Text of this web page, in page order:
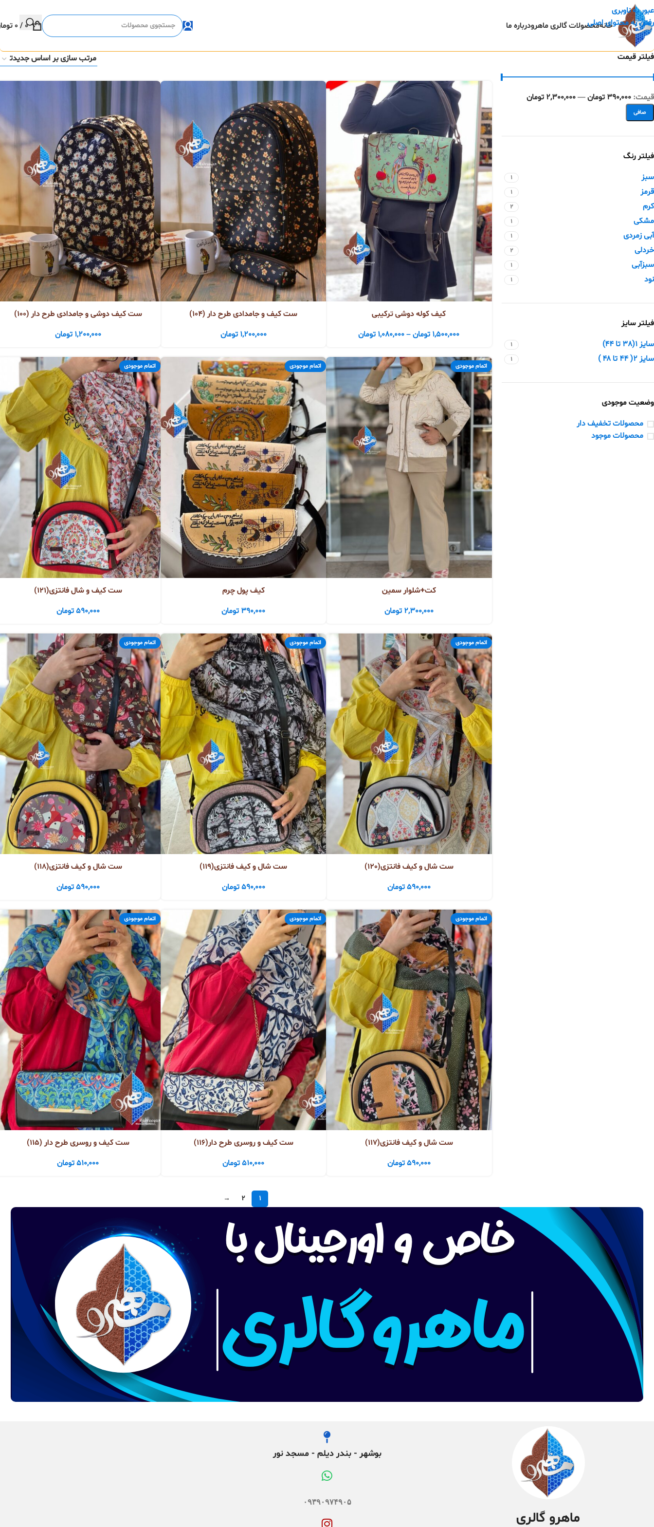
عبور به ناوبری
رفتن به محتوای اصلی
خانهمحصولات گالری ماهرودرباره ما 0
/
0
فیلتر قیمت
صافی
قيمت: 390,000 تومان —2,300,000 تومان
فیلتر رنگ
سبز
1
قرمز 1
کرم 2
مشکی 1
آبی زمردی 1
خردلی 2
سبزآبی 1
نود 1
فیلتر سایز
سایز 1(38 تا 44)
1
سایز ۲( ۴۴ تا ۴۸ ) 1
وضعیت موجودی
محصولات تخفیف دار
محصولات موجود
کیف کوله دوشی ترکیبی
1,500,000 تومان –
1,080,000 تومان
ست کیف و جامدادی طرح دار (104)
1,200,000 تومان
ست کیف دوشی و جامدادی طرح دار (100)
1,200,000 تومان
اتمام موجودی
کت+شلوار سمین
2,300,000 تومان
اتمام موجودی
کیف پول چرم
390,000 تومان
اتمام موجودی
ست کیف و شال فانتزی(121)
590,000تومان
اتمام موجودی
ست شال و کیف فانتزی(120)
590,000تومان
اتمام موجودی
ست شال و کیف فانتزی(119)
590,000تومان
اتمام موجودی
ست شال و کیف فانتزی(118)
590,000تومان
اتمام موجودی
ست شال و کیف فانتزی(117)
590,000تومان
اتمام موجودی
ست کیف و روسری طرح دار(116)
510,000تومان
اتمام موجودی
ست کیف و روسری طرح دار (115)
510,000تومان
1
2
→
ماهرو گالری
بوشهر - بندر دیلم - مسجد نور
۰۹۳۹۰۹۷۴۹۰۵